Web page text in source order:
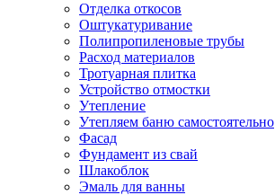
Отделка откосов
Оштукатуривание
Полипропиленовые трубы
Расход материалов
Тротуарная плитка
Устройство отмостки
Утепление
Утепляем баню самостоятельно
Фасад
Фундамент из свай
Шлакоблок
Эмаль для ванны